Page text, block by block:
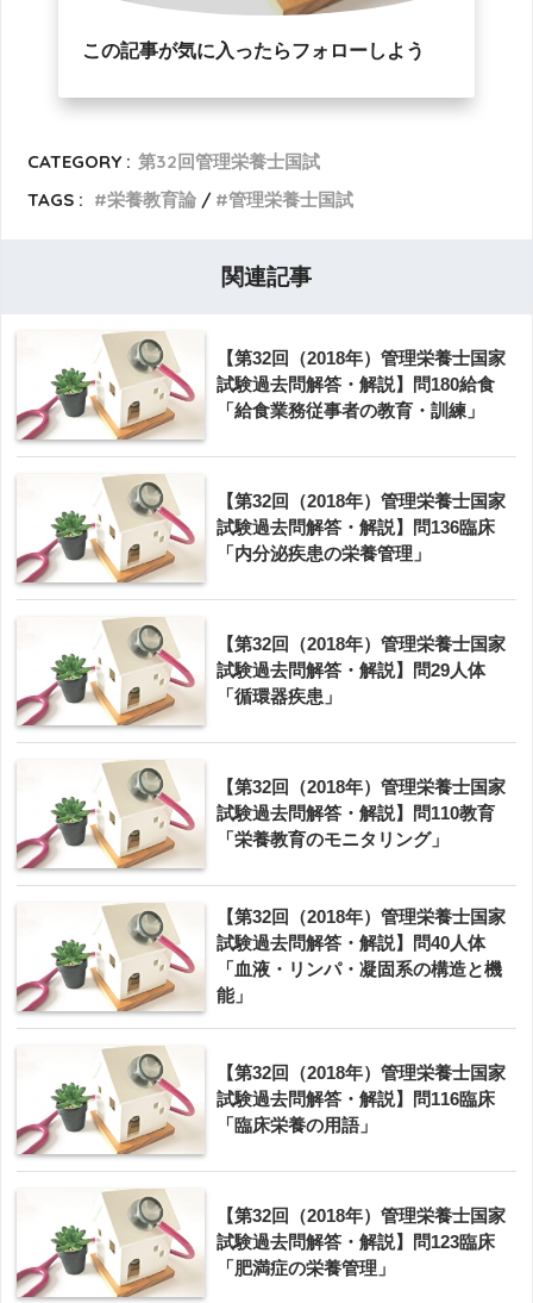
この記事が気に入ったらフォローしよう
CATEGORY : 第32回管理栄養士国試
TAGS :
栄養教育論 管理栄養士国試
関連記事
【第32回（2018年）管理栄養士国家
試験過去問解答・解説】問180給食
「給食業務従事者の教育・訓練」
【第32回（2018年）管理栄養士国家
試験過去問解答・解説】問136臨床
「内分泌疾患の栄養管理」
【第32回（2018年）管理栄養士国家
試験過去問解答・解説】問29人体
「循環器疾患」
【第32回（2018年）管理栄養士国家
試験過去問解答・解説】問110教育
「栄養教育のモニタリング」
【第32回（2018年）管理栄養士国家
試験過去問解答・解説】問40人体
「血液・リンパ・凝固系の構造と機
能」
【第32回（2018年）管理栄養士国家
試験過去問解答・解説】問116臨床
「臨床栄養の用語」
【第32回（2018年）管理栄養士国家
試験過去問解答・解説】問123臨床
「肥満症の栄養管理」